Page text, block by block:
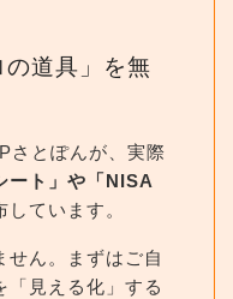
道具」を無
さとぽんが、実際
ート」や「NISA
しています。
せん。まずはご自
「見える化」する